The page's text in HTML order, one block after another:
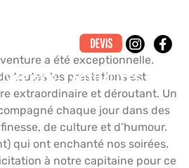
D’OR ACTUALITÉS
a été exceptionnelle.
toutes les prestations est
extraordinaire et déroutant. Un
chaque jour dans des
de culture et d’humour.
qui ont enchanté nos soirées.
à notre capitaine pour ce